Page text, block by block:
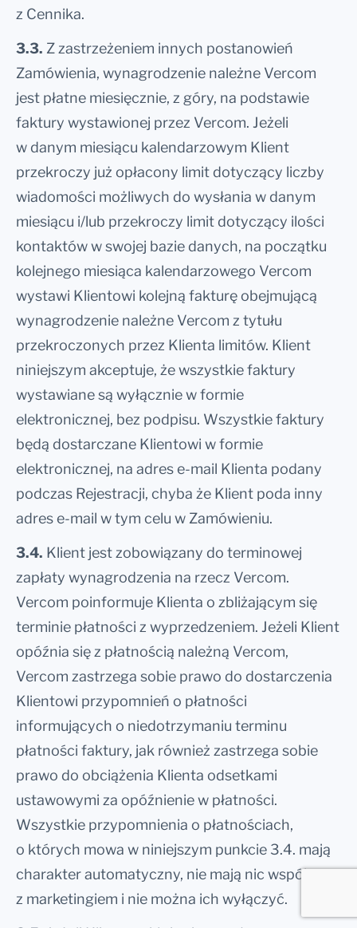
z Cennika.
3.3. Z zastrzeżeniem innych postanowień
Zamówienia, wynagrodzenie należne Vercom
jest płatne miesięcznie, z góry, na podstawie
faktury wystawionej przez Vercom. Jeżeli
w danym miesiącu kalendarzowym Klient
przekroczy już opłacony limit dotyczący liczby
wiadomości możliwych do wysłania w danym
miesiącu i/lub przekroczy limit dotyczący ilości
kontaktów w swojej bazie danych, na początku
kolejnego miesiąca kalendarzowego Vercom
wystawi Klientowi kolejną fakturę obejmującą
wynagrodzenie należne Vercom z tytułu
przekroczonych przez Klienta limitów. Klient
niniejszym akceptuje, że wszystkie faktury
wystawiane są wyłącznie w formie
elektronicznej, bez podpisu. Wszystkie faktury
będą dostarczane Klientowi w formie
elektronicznej, na adres e-mail Klienta podany
podczas Rejestracji, chyba że Klient poda inny
adres e-mail w tym celu w Zamówieniu.
3.4. Klient jest zobowiązany do terminowej
zapłaty wynagrodzenia na rzecz Vercom.
Vercom poinformuje Klienta o zbliżającym się
terminie płatności z wyprzedzeniem. Jeżeli Klient
opóźnia się z płatnością należną Vercom,
Vercom zastrzega sobie prawo do dostarczenia
Klientowi przypomnień o płatności
informujących o niedotrzymaniu terminu
płatności faktury, jak również zastrzega sobie
prawo do obciążenia Klienta odsetkami
ustawowymi za opóźnienie w płatności.
Wszystkie przypomnienia o płatnościach,
o których mowa w niniejszym punkcie 3.4. mają
charakter automatyczny, nie mają nic wspólnego
z marketingiem i nie można ich wyłączyć.